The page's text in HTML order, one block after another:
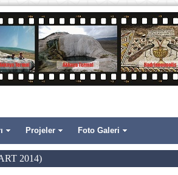
Projeler Foto Galeri
2014)